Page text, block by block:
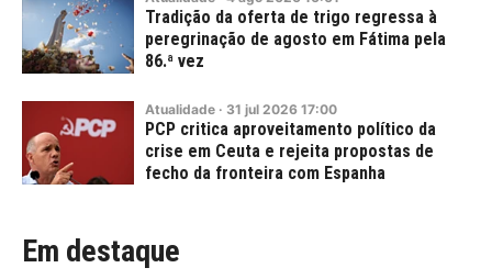
Tradição da oferta de trigo regressa à
peregrinação de agosto em Fátima pela
86.ª vez
Atualidade · 31 jul 2026 17:00
PCP critica aproveitamento político da
crise em Ceuta e rejeita propostas de
fecho da fronteira com Espanha
Em destaque